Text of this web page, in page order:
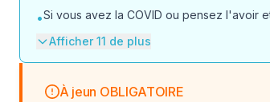
•Si vous avez la COVID ou pensez l'avoir
Afficher 11 de plus
À jeun OBLIGATOIRE